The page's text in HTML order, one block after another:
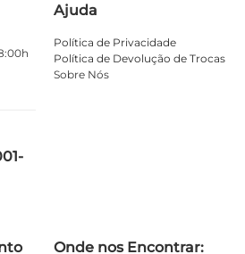
Ajuda
Política de Privacidade
Política de Devolução de Trocas
Sobre Nós
Onde nos Encontrar: